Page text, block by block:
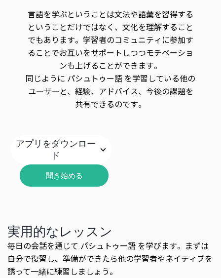
言語を学ぶということは文法や語彙を習得する
ということだけではなく、文化を理解すること
でもあります。学習者のコミュニティに参加す
ることでお互いをサポートしつつモチベーショ
ンも上げることができます。
同じように パシュトゥー語 を学習している他の
ユーザーと、経験、アドバイス、今後の課題を
共有できるのです。
アプリをダウンロー
ド
聞き始める
実用的なレッスン
毎日の会話を通じて パシュトゥー語 を学びます。まずは
自分で復習し、準備ができたら他の学習者やネイティブを
誘って一緒に練習しましょう。